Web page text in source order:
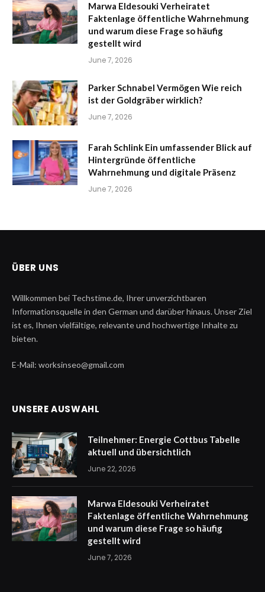
Marwa Eldesouki Verheiratet
Faktenlage öffentliche Wahrnehmung
und warum diese Frage so häufig
gestellt wird
June 7, 2026
Parker Schnabel Vermögen Wie reich
ist der Goldgräber wirklich?
June 7, 2026
Farah Schlink Ein umfassender Blick auf
Hintergründe öffentliche
Wahrnehmung und digitale Präsenz
June 7, 2026
ÜBER UNS
Willkommen bei Techstime.de, Ihrer unverzichtbaren
Informationsquelle in den German und darüber hinaus. Unser Ziel
ist es, Ihnen vielfältige, relevante und hochwertige Inhalte zu
bieten.
E-Mail: worksinseo@gmail.com
UNSERE AUSWAHL
Teilnehmer: Energie Cottbus Tabelle
aktuell und übersichtlich
June 22, 2026
Marwa Eldesouki Verheiratet
Faktenlage öffentliche Wahrnehmung
und warum diese Frage so häufig
gestellt wird
June 7, 2026